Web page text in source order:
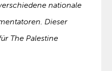
nationale
Dieser
The Palestine